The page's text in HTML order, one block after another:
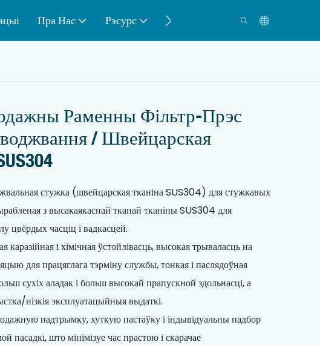
Пра Нас Рэсурс Кантакт
Раменны Фільтр-Прэс
/ Швейцарская
стужка (швейцарская тканіна SUS304) для стужкавых
з высакаякаснай тканай тканіны SUS304 для
цвёрдых часціц і вадкасцей.
каразійная і хімічная ўстойлівасць, высокая трываласць на
для працяглага тэрміну службы, тонкая і паслядоўная
сухіх аладак і больш высокай прапускной здольнасці, а
нізкія эксплуатацыйныя выдаткі.
падтрымку, хуткую пастаўку і індывідуальны падбор
пасадкі, што мінімізуе час прастою і скарачае